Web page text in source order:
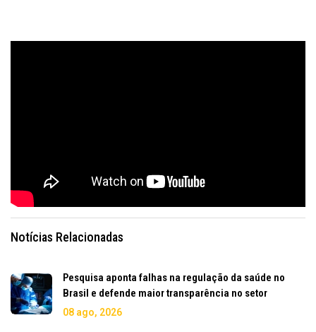
Notícias Relacionadas
Pesquisa aponta falhas na regulação da saúde no
Brasil e defende maior transparência no setor
08 ago, 2026